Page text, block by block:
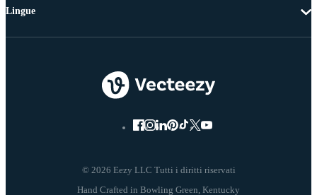
© 2026 Eezy LLC Tutti i diritti riservati
Lingue